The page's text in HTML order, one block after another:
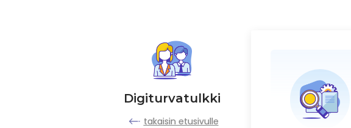
Digiturvatulkki
takaisin etusivulle